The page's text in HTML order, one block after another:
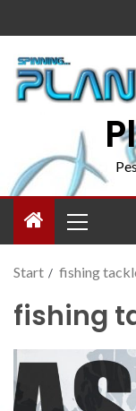
Start fishing
fishing